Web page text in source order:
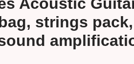
strings